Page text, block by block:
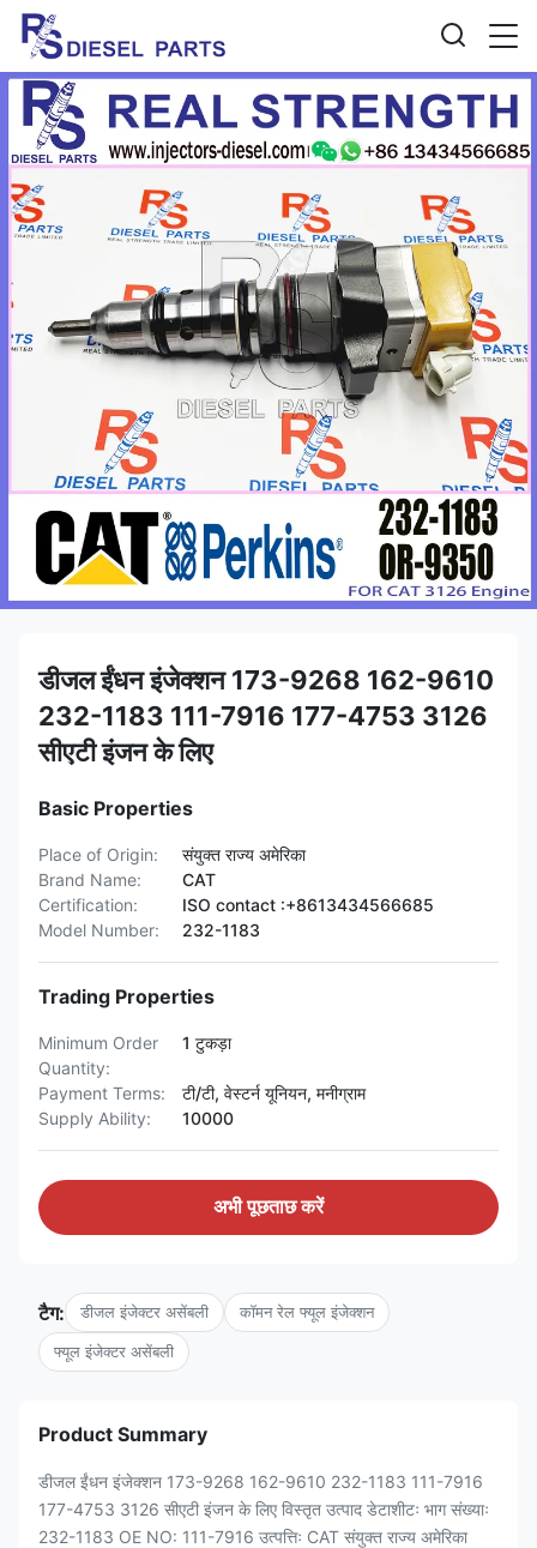
डीजल ईंधन इंजेक्शन 173-9268 162-9610
232-1183 111-7916 177-4753 3126
सीएटी इंजन के लिए
Basic Properties
Place of Origin:
संयुक्त राज्य अमेरिका
Brand Name:
CAT
Certification:
ISO contact :+8613434566685
Model Number:
232-1183
Trading Properties
Minimum Order
Quantity:
1 टुकड़ा
Payment Terms:
टी/टी, वेस्टर्न यूनियन, मनीग्राम
Supply Ability:
10000
अभी पूछताछ करें
टैग: डीजल इंजेक्टर असेंबली कॉमन रेल फ्यूल इंजेक्शन
फ्यूल इंजेक्टर असेंबली
Product Summary
डीजल ईंधन इंजेक्शन 173-9268 162-9610 232-1183 111-7916
177-4753 3126 सीएटी इंजन के लिए विस्तृत उत्पाद डेटाशीटः भाग संख्याः
232-1183 OE NO: 111-7916 उत्पत्तिः CAT संयुक्त राज्य अमेरिका